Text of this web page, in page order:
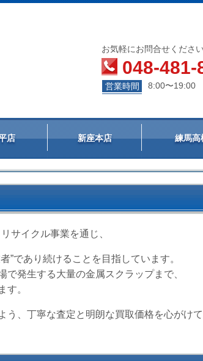
お気軽にお問合せください
048-481-
営業時間 8:00〜19:00
店 新座本店 練馬高
サイクル事業を通じ、
”であり続けることを目指しています。
発生する大量の金属スクラップまで、
す。
う、 丁寧な査定と明朗な買取価格を心がけて